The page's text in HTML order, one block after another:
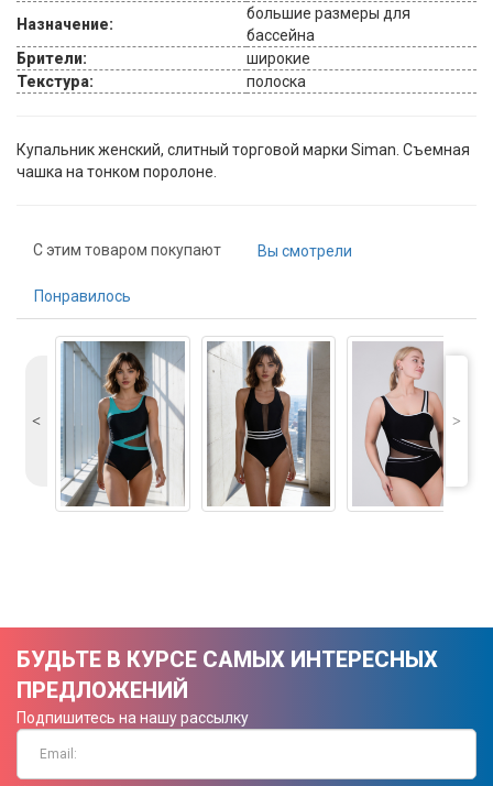
Назначение:
большие размеры для
бассейна
Брители:
широкие
Текстура:
полоска
Купальник женский, слитный торговой марки Siman. Съемная
чашка на тонком поролоне.
С этим товаром покупают Вы смотрели
Понравилось
˂ ˃
БУДЬТЕ В КУРСЕ САМЫХ ИНТЕРЕСНЫХ
ПРЕДЛОЖЕНИЙ
Подпишитесь на нашу рассылку